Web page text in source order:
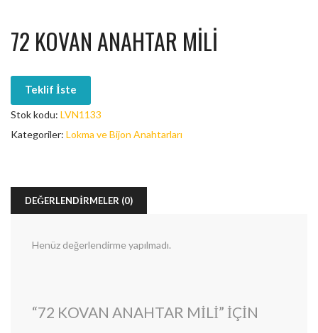
72 KOVAN ANAHTAR MILI
Teklif İste
Stok kodu: LVN1133
Kategoriler: Lokma ve Bijon Anahtarları
DEĞERLENDIRMELER (0)
Henüz değerlendirme yapılmadı.
“72 KOVAN ANAHTAR MILI” IÇIN